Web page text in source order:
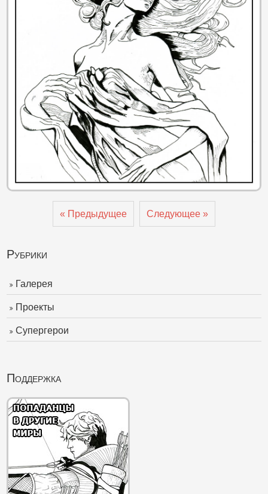
« Предыдущее Следующее »
Рубрики
Галерея
Проекты
Супергерои
Поддержка